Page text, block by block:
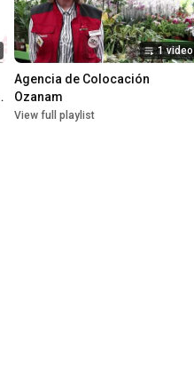
1 video
Agencia de Colocación
Ozanam
View full playlist